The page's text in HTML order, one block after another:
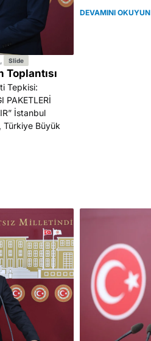
Slide
Toplantısı
Tepkisi:
PAKETLERİ
İstanbul
Türkiye Büyük
DEVAMINI OKUYUN